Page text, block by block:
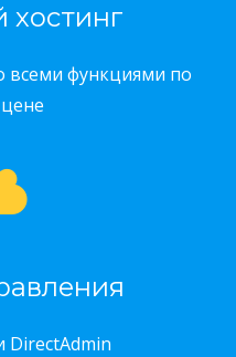
хостинг
всеми функциями по
DirectAdmin